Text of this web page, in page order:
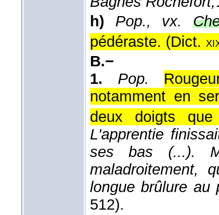
h)
Pop., vx.
pédéraste. (Dict.
B.−
1.
Pop.
notamment en
deux doigts
L'apprentie
ses bas (...).
maladroitement,
longue brûlure au
512).